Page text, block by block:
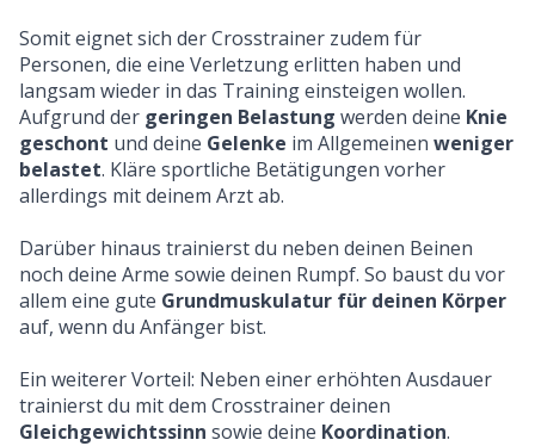
Somit eignet sich der Crosstrainer zudem für
Personen, die eine Verletzung erlitten haben und
langsam wieder in das Training einsteigen wollen.
Aufgrund der geringen Belastung werden deine Knie
geschont und deine Gelenke im Allgemeinen weniger
belastet. Kläre sportliche Betätigungen vorher
allerdings mit deinem Arzt ab.
Darüber hinaus trainierst du neben deinen Beinen
noch deine Arme sowie deinen Rumpf. So baust du vor
allem eine gute Grundmuskulatur für deinen Körper
auf, wenn du Anfänger bist.
Ein weiterer Vorteil: Neben einer erhöhten Ausdauer
trainierst du mit dem Crosstrainer deinen
Gleichgewichtssinn sowie deine Koordination.